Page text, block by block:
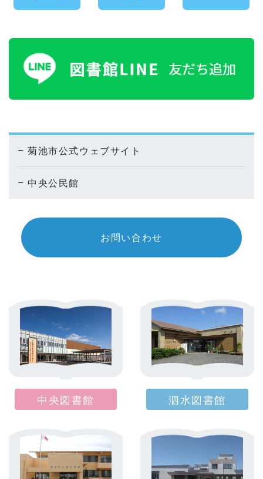
菊池市公式ウェブサイト
中央公民館
お問い合わせ
中央図書館 泗水図書館